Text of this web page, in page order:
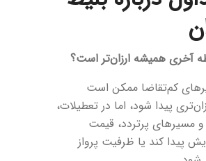
آخری همیشه ارزان‌تر است؟
کم‌تقاضا ممکن است
پیدا شود، اما در تعطیلات،
مسیرهای پرتردد، قیمت
پیدا کند یا ظرفیت پرواز